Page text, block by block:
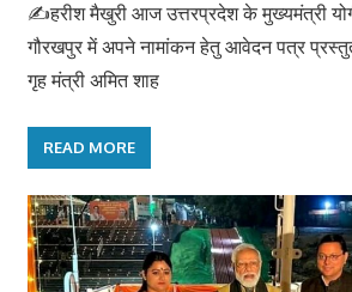
✍️हरीश मैखुरी आज उत्तरप्रदेश के मुख्यमंत्री
गौरखपुर में अपने नामांकन हेतु आवेदन पत्र
गृह मंत्री अमित शाह
READ MORE